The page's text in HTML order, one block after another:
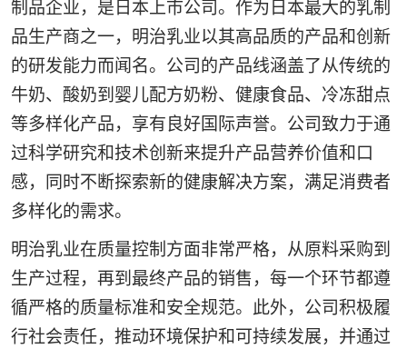
制品企业，是日本上市公司。作为日本最大的乳制
品生产商之一，明治乳业以其高品质的产品和创新
的研发能力而闻名。公司的产品线涵盖了从传统的
牛奶、酸奶到婴儿配方奶粉、健康食品、冷冻甜点
等多样化产品，享有良好国际声誉。公司致力于通
过科学研究和技术创新来提升产品营养价值和口
感，同时不断探索新的健康解决方案，满足消费者
多样化的需求。
明治乳业在质量控制方面非常严格，从原料采购到
生产过程，再到最终产品的销售，每一个环节都遵
循严格的质量标准和安全规范。此外，公司积极履
行社会责任，推动环境保护和可持续发展，并通过